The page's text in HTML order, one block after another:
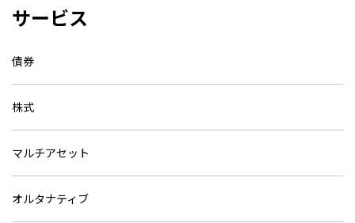
サービス
債券
株式
マルチアセット
オルタナティブ